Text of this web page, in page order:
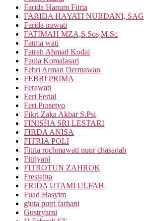
Farida Hanum Fitria
FARIDA HAYATI NURDANI, SAG
Farida irawati
FATIMAH MZA,S.Sos,M.Sc
Fatma wati
Fatrah Ahmad Kodai
Faula Komalasari
Febri Arman Dermawan
FEBRI PRIMA
Ferawati
Feri Ferial
Feri Prasetyo
Fikri Zaka Akbar S.Psi
FINISHA SRI LESTARI
FIRDA ANISA
FITRIA POLI
Fitria rochmawati nuur chasanah
Fitriyani
FITROTUN ZAHROK
Frestalita
FRIDA UTAMI ULFAH
Fuad Hasyim
ginta putri farhani
Gustryarni